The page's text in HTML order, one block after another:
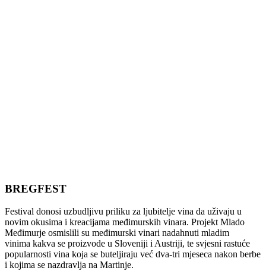
BREGFEST
Festival donosi uzbudljivu priliku za ljubitelje vina da uživaju u
novim okusima i kreacijama međimurskih vinara. Projekt Mlado
Međimurje osmislili su međimurski vinari nadahnuti mladim
vinima kakva se proizvode u Sloveniji i Austriji, te svjesni rastuće
popularnosti vina koja se buteljiraju već dva-tri mjeseca nakon berbe
i kojima se nazdravlja na Martinje.